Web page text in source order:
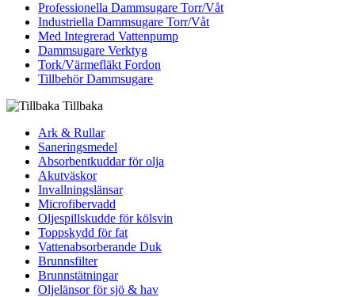
Professionella Dammsugare Torr/Våt
Industriella Dammsugare Torr/Våt
Med Integrerad Vattenpump
Dammsugare Verktyg
Tork/Värmefläkt Fordon
Tillbehör Dammsugare
Tillbaka
Ark & Rullar
Saneringsmedel
Absorbentkuddar för olja
Akutväskor
Invallningslänsar
Microfibervadd
Oljespillskudde för kölsvin
Toppskydd för fat
Vattenabsorberande Duk
Brunnsfilter
Brunnstätningar
Oljelänsor för sjö & hav